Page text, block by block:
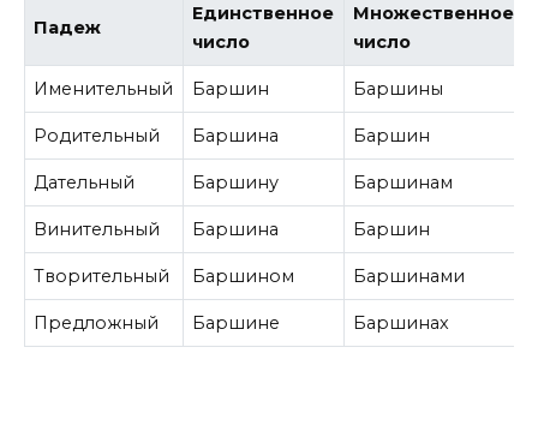
Падеж
Единственное
число
Множественное
число
Именительный Баршин Баршины
Родительный Баршина Баршин
Дательный Баршину Баршинам
Винительный Баршина Баршин
Творительный Баршином Баршинами
Предложный Баршине Баршинах